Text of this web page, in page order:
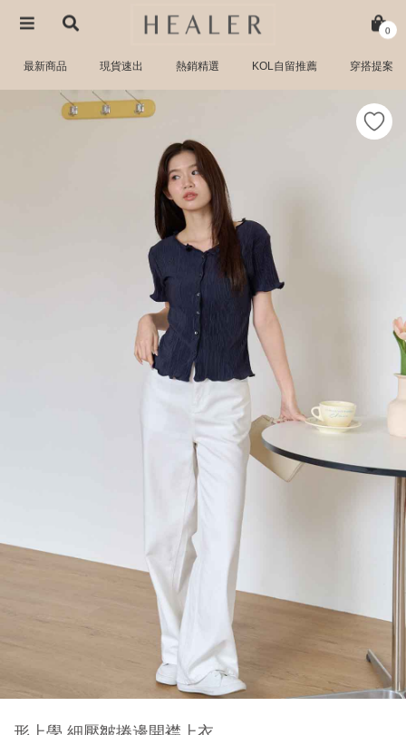
0
最新商品 現貨速出 熱銷精選 KOL自留推薦 穿搭提案